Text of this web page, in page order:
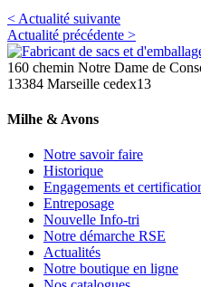
< Actualité suivante
Actualité précédente >
160 chemin Notre Dame de
13384 Marseille cedex13
Milhe & Avons
Notre savoir faire
Historique
Engagements et
Entreposage
Nouvelle Info-tri
Notre démarche RSE
Actualités
Notre boutique en ligne